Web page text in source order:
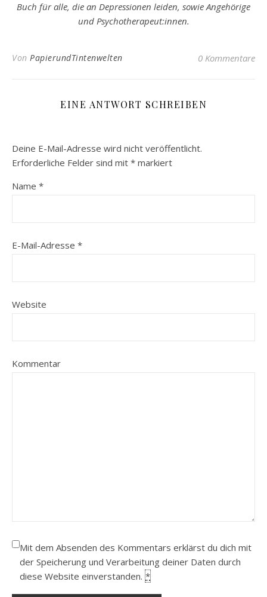
Buch für alle, die an Depressionen leiden, sowie Angehörige
und Psychotherapeut:innen.
Von PapierundTintenwelten 0 Kommentare
EINE ANTWORT SCHREIBEN
Deine E-Mail-Adresse wird nicht veröffentlicht.
Erforderliche Felder sind mit * markiert
Name *
E-Mail-Adresse *
Website
Kommentar
Mit dem Absenden des Kommentars erklärst du dich mit
der Speicherung und Verarbeitung deiner Daten durch
diese Website einverstanden. *